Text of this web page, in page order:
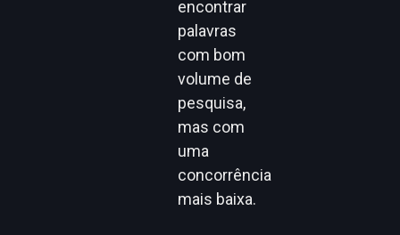
encontrar
palavras
com bom
volume de
pesquisa,
mas com
uma
concorrência
mais baixa.